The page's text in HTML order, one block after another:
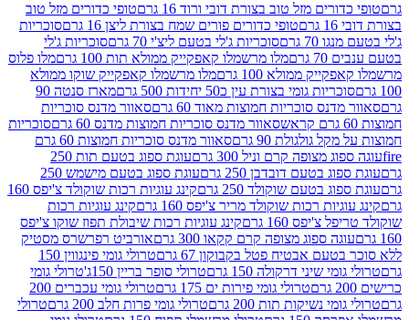
מזל טוב בצורת דובי ורוד 16 גרם
טופי כדורים מזל טוב
טופי כדורים פורים שמח בצורת ליצן 16 גרם
סוכריות
גרם
סוכריות ג'לי בטעם ליצ'י 70 גרם
סוכריות ג'לי
מלו מרשמלו קאפקייק ממולא תות 100 גרם
מלו פלוס
ממולא 100 גרם
מלו מרשמלו קאפקייק שוקו ממולא
גומי בצורת עין כ50 יחידות 500 גרם
מארז סנטה 90
סוכריות חמוצות מאוד 60 גרם
סאוור מדנס סוכריות
סאוור מדנס סוכריות חמוצות מדנס 60 גרם
סוכריות
גולגולת 90 גרם
סאוור מדנס סוכריות חמוצות 60 גרם
מצופה קרם וניל 300 גרם
עוגת ספוג בטעם תות 250
בטעם דובדבן 250 גרם
עוגת ספוג בטעם מישמש 250
בטעם שוקולד 250 גרם
קינג עוגיות רכות שוקולד צ'יפס 160
רכות שוקולד מריר צ'יפס 160 גרם
קינג עוגיות רכות
160 גרם
קינג עוגיות רכות שיבולת תפוז שוקו צ'יפס
ספוג מצופה קרם קקאו 300 גרם
אורביט רפרשרס מסטיק
אבטיח פטל בקבוקון 67 גרם
טרולי גומי פינגווין 150
שיני דרקולה 150 גרם
טרולי סופר בריין 150ג'
טרולי גומי
טרולי גומי פירות ים 175 גרם
טרולי גומי עכברים 200
נשיקות תות 200 גרם
טרולי גומי פרות חלב 200 גרם
טרולי